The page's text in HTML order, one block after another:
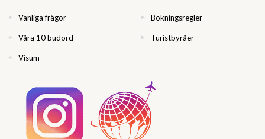
Vanliga frågor Bokningsregler
Våra 10 budord Turistbyråer
Visum